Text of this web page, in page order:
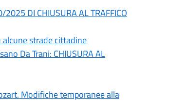
DI CHIUSURA AL TRAFFICO
alcune strade cittadine
Da Trani: CHIUSURA AL
Modifiche temporanee alla